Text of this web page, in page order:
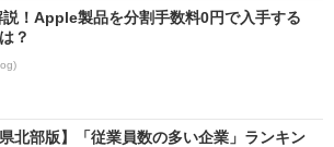
説！Apple製品を分割手数料0円で入手する
？
県北部版】「従業員数の多い企業」ランキン